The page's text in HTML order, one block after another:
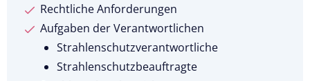
Rechtliche Anforderungen
Aufgaben der Verantwortlichen
Strahlenschutzverantwortliche
Strahlenschutzbeauftragte